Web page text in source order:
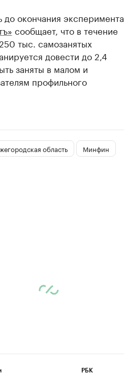
до окончания эксперимента
сообщает, что в течение
тыс. самозанятых
довести до 2,4
заняты в малом и
профильного
область
Минфин
РБК